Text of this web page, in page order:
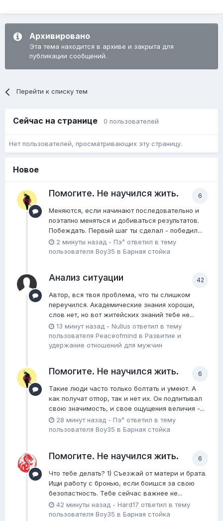
Архивировано
Эта тема находится в архиве и закрыта для
публикации сообщений.
Перейти к списку тем
Сейчас на странице 0 пользователей
Нет пользователей, просматривающих эту страницу.
Новое
6
Помогите. Не научился жить.
Меняются, если начинают последовательно и
поэтапно меняться и добиваться результатов.
Побеждать. Первый шаг ты сделал - победил...
2 минуты назад - Пэ^ ответил в тему
пользователя Boy35 в Барная стойка
42
Анализ ситуации
Автор, вся твоя проблема, что ты слишком
переучился. Академические знания хороши,
слов нет, но вот житейских знаний тебе не...
13 минут назад - Nullus ответил в тему
пользователя Peaceofmind в Pазвитие и
удержание отношений для мужчин
6
Помогите. Не научился жить.
Такие люди часто только болтать и умеют. А
как получат отпор, так и нет их. Он подпитывал
свою значимость, и свое ощущения величия -...
28 минут назад - Пэ^ ответил в тему
пользователя Boy35 в Барная стойка
6
Помогите. Не научился жить.
Что тебе делать? 1) Съезжай от матери и брата.
Ищи работу с бронью, если боишся за свою
безопастность. Тебе сейчас важнее не...
42 минуты назад - Hard17 ответил в тему
пользователя Boy35 в Барная стойка